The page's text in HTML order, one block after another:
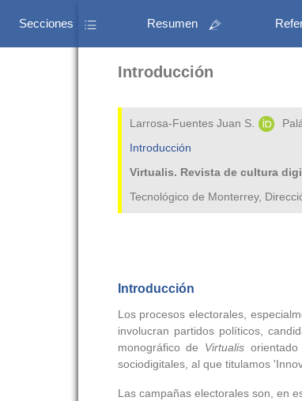
Secciones Resumen
Introducción
Larrosa-Fuentes Juan S.
Introducción
Virtualis. Revista de cultura
Tecnológico de Monterrey,
Introducción
Los procesos electorales,
involucran partidos políticos,
monográfico de Virtualis
sociodigitales, al que titulamos
Las campañas electorales son, en